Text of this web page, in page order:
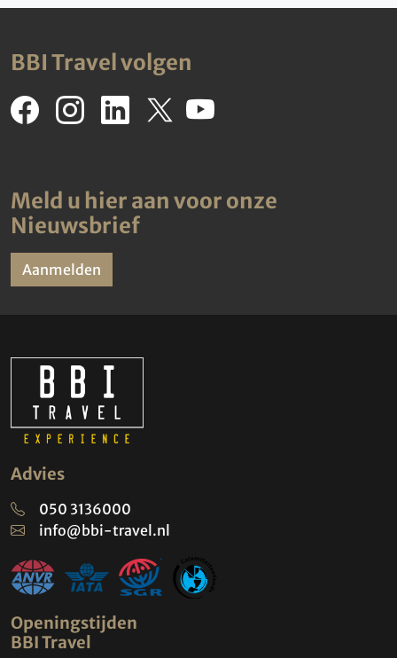
BBI Travel volgen
Meld u hier aan voor onze
Nieuwsbrief
Aanmelden
Advies
050 3136000
info@bbi-travel.nl
Openingstijden
BBI Travel